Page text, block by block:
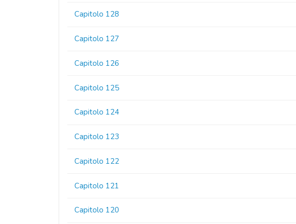
Capitolo 128
Capitolo 127
Capitolo 126
Capitolo 125
Capitolo 124
Capitolo 123
Capitolo 122
Capitolo 121
Capitolo 120